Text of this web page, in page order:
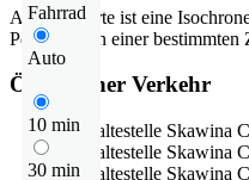
Fahrrad
Auto
10 min
30 min
Auf der Karte ist eine
Pendelzeit in einer bestimmten
Öffentlicher Verkehr
Bushaltestelle Skawina
Bushaltestelle Skawina
Bushaltestelle Skawina